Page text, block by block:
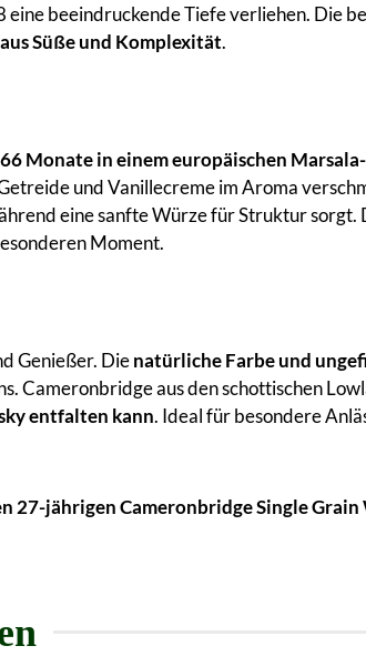
beeindruckende Tiefe verliehen. Die
Süße und Komplexität.
66 Monate in einem europäischen
und Vanillecreme im Aroma
eine sanfte Würze für Struktur
Moment.
Genießer. Dienatürliche Farbe und
Cameronbridge aus den schottischen
entfalten kann. Ideal für besondere
27-jährigen Cameronbridge Single Grain